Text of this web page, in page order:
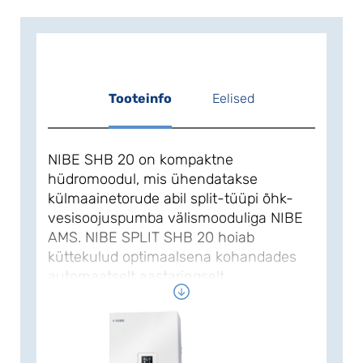
Tooteinfo Eelised
NIBE SHB 20 on kompaktne
hüdromoodul, mis ühendatakse
külmaainetorude abil split-tüüpi õhk-
vesisoojuspumba välismooduliga NIBE
AMS. NIBE SPLIT SHB 20 hoiab
küttekulud optimaalsena kohandades
automaatselt aastaringselt
küttesüsteemi sooja tootmist vastavalt
maja hetkelisele küttevajadusele.
NIBE SHB hüdromooduli ja NIBE AMS